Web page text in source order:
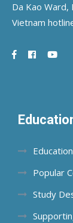
Da Kao Ward,
Vietnam
Popular
Study